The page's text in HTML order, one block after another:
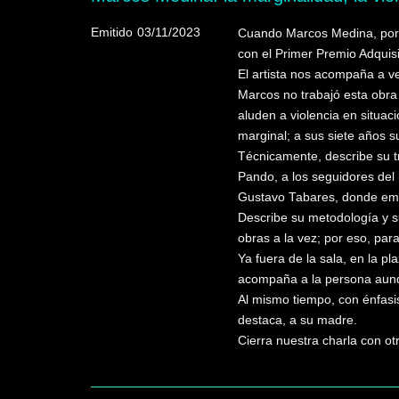
Emitido 03/11/2023
Cuando Marcos Medina,
con el Primer Premio
El artista nos acompaña a
Marcos no trabajó esta
aluden a violencia en
marginal; a sus siete años
Técnicamente, describe su
Pando, a los seguidores
Gustavo Tabares, donde
Describe su metodología y
obras a la vez; por eso,
Ya fuera de la sala, en la
acompaña a la persona
Al mismo tiempo, con
destaca, a su madre.
Cierra nuestra charla con